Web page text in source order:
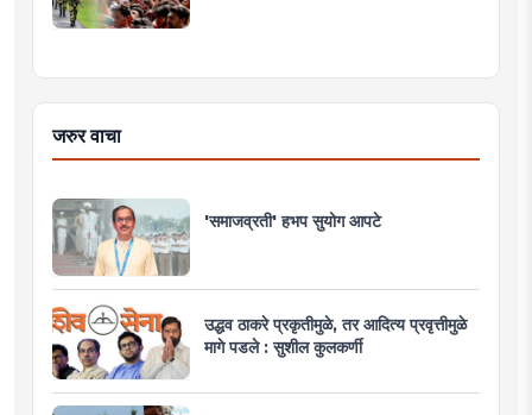
जरुर वाचा
'समाजव्रती' हभप सुयोग आपटे
उद्धव ठाकरे प्रकृतीमुळे, तर आदित्य प्रवृत्तीमुळे
मागे पडले : सुशील कुलकर्णी